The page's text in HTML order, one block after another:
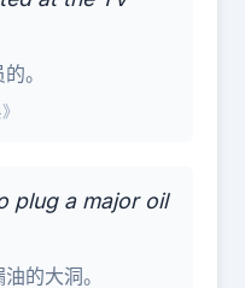
。
plug a major oil
的大洞。